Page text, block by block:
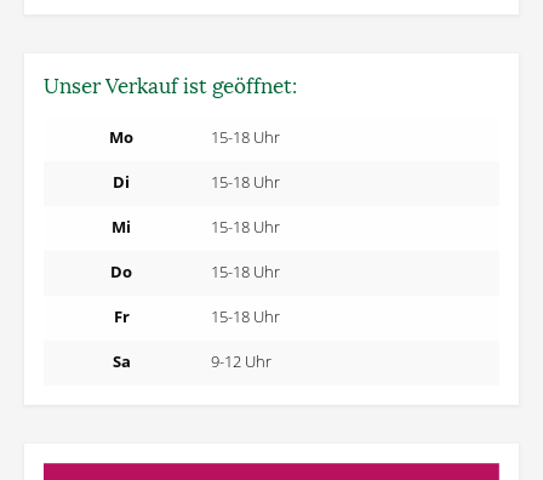
Unser Verkauf ist geöffnet:
Mo 15-18 Uhr
Di 15-18 Uhr
Mi 15-18 Uhr
Do 15-18 Uhr
Fr 15-18 Uhr
Sa 9-12 Uhr